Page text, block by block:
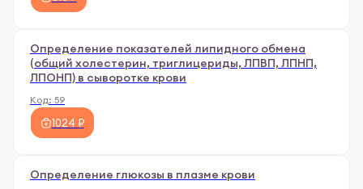
Определение показателей липидного обмена
(общий холестерин, триглицериды, ЛПВП, ЛПНП,
ЛПОНП) в сыворотке крови
Код: 59
1024 ₽
Определение глюкозы в плазме крови